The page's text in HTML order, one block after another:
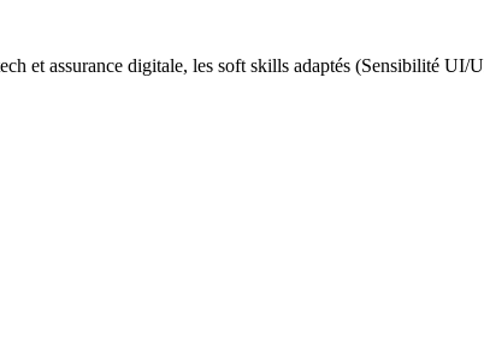
et assurance digitale, les soft skills adaptés (Sensibilité UI/